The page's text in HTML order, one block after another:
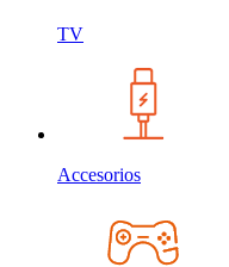
TV
Accesorios